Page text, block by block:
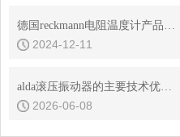
德国reckmann电阻温度计产品介绍
2024-12-11
alda滚压振动器的主要技术优势是什么
2026-06-08